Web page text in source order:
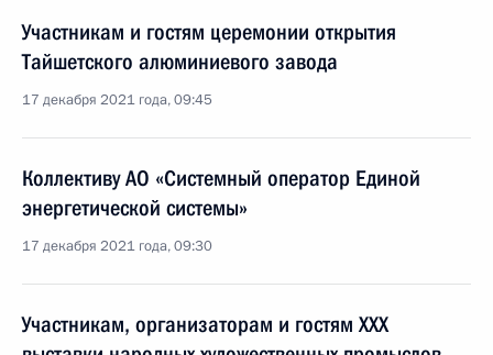
Участникам и гостям церемонии открытия
Тайшетского алюминиевого завода
17 декабря 2021 года, 09:45
Коллективу АО «Системный оператор Единой
энергетической системы»
17 декабря 2021 года, 09:30
Участникам, организаторам и гостям XXX